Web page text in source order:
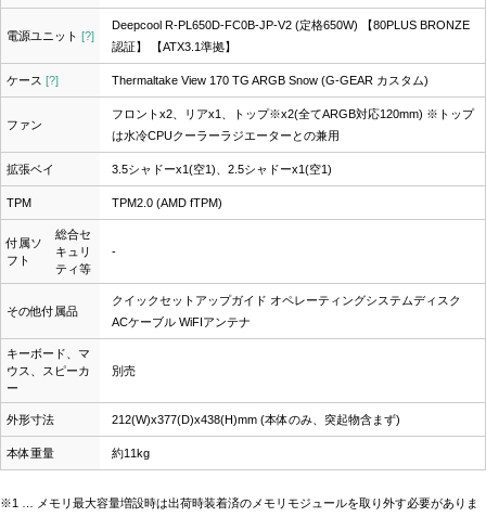
電源ユニット [?]
Deepcool R-PL650D-FC0B-JP-V2 (定格650W) 【80PLUS BRONZE
認証】 【ATX3.1準拠】
ケース [?] Thermaltake View 170 TG ARGB Snow (G-GEAR カスタム)
ファン
フロントx2、リアx1、トップ※x2(全てARGB対応120mm) ※トップ
は水冷CPUクーラーラジエーターとの兼用
拡張ベイ 3.5シャドーx1(空1)、2.5シャドーx1(空1)
TPM TPM2.0 (AMD fTPM)
付属ソ
フト
総合セ
キュリ
ティ等
-
その他付属品
クイックセットアップガイド オペレーティングシステムディスク
ACケーブル WiFIアンテナ
キーボード、マ
ウス、スピーカ
ー
別売
外形寸法 212(W)x377(D)x438(H)mm (本体のみ、突起物含まず)
本体重量 約11kg
※1 … メモリ最大容量増設時は出荷時装着済のメモリモジュールを取り外す必要がありま